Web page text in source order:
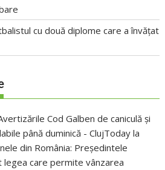
cu două diplome care a învățat
Cod Galben de caniculă și
până duminică - ClujToday la
din România: Președintele
legea care permite vânzarea